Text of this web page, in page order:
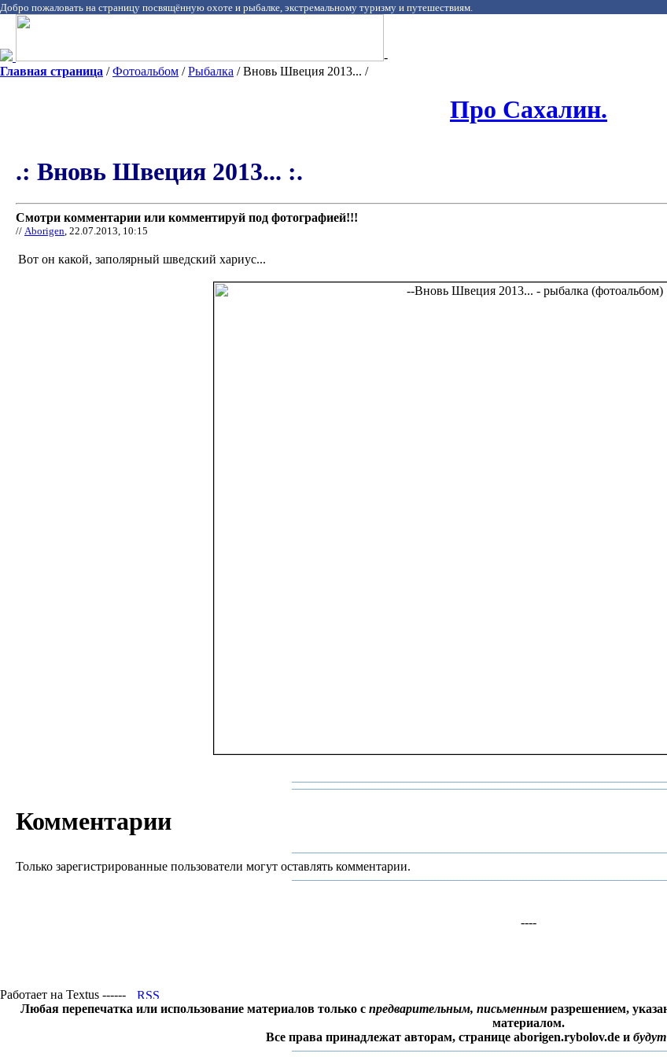
Добро пожаловать на страницу посвящённую охоте и рыбалке, экстремальному туризму и путешествиям.
-
Главная страница /Фотоальбом /Рыбалка / Вновь Швеция 2013... /
Про Сахалин.
.: Вновь Швеция 2013... :.
Смотри комментарии или комментируй под фотографией!!!
// Aborigen, 22.07.2013, 10:15
Вот он какой, заполярный шведский хариус...
Комментарии
Только зарегистрированные пользователи могут оставлять комментарии.
----
Работает на Textus ------
Любая перепечатка или использование материалов только с предварительным, письменнымразрешением,
материалом.
Все права принадлежат авторам, странице aborigen.rybolov.de и будут